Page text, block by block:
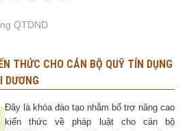
QTDND
THỨC CHO CÁN BỘ QUỸ TÍN DỤNG
DƯƠNG
Đây là khóa đào tạo nhằm bổ trợ nâng cao
kiến thức về pháp luật cho cán bộ